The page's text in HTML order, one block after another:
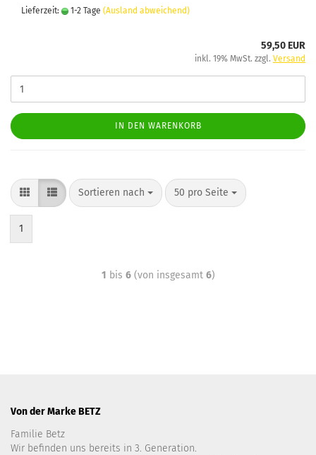
Lieferzeit: 1-2 Tage (Ausland abweichend)
59,50 EUR
inkl. 19% MwSt. zzgl. Versand
IN DEN WARENKORB
Sortieren nach 50 pro Seite
1
1 bis 6(von insgesamt 6)
Von der Marke BETZ
Familie Betz
Wir befinden uns bereits in 3. Generation.